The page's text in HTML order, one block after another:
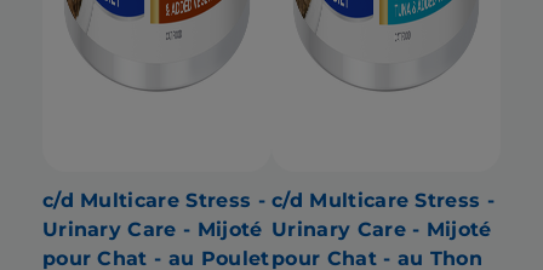
c/d Multicare Stress -
Urinary Care - Mijoté
pour Chat - au Poulet
c/d Multicare Stress -
Urinary Care - Mijoté
pour Chat - au Thon